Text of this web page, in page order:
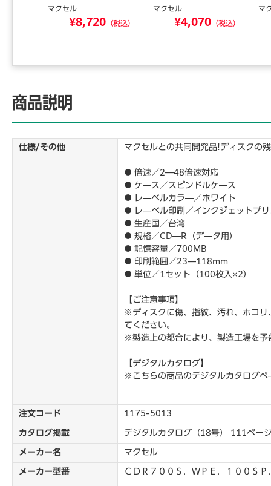
マクセル
¥8,720 （税込）
マクセル
¥4,070 （税込）
マ
商品説明
仕様/その他 マクセルとの共同開発品!ディスクの
● 倍速／2―48倍速対応
● ケ―ス／スピンドルケ―ス
● レ―ベルカラ―／ホワイト
● レ―ベル印刷／インクジェットプ
● 生産国／台湾
● 規格／CD―R（デ―タ用）
● 記憶容量／700MB
● 印刷範囲／23―118mm
● 単位／1セット（100枚入×2）
【ご注意事項】
※ディスクに傷、指紋、汚れ、ホコ
てください。
※製造上の都合により、製造工場を
【デジタルカタログ】
※こちらの商品のデジタルカタログ
注文コード 1175-5013
カタログ掲載 デジタルカタログ（18号） 111ペー
メーカー名 マクセル
メーカー型番 ＣＤＲ７００Ｓ．ＷＰＥ．１００ＳＰ